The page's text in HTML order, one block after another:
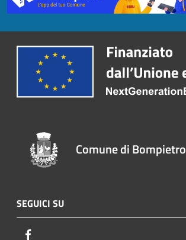
Comune di Bompietro
SEGUICI SU